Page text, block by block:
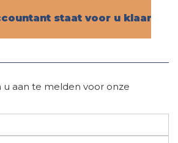
staat voor u klaar!
u aan te melden voor onze